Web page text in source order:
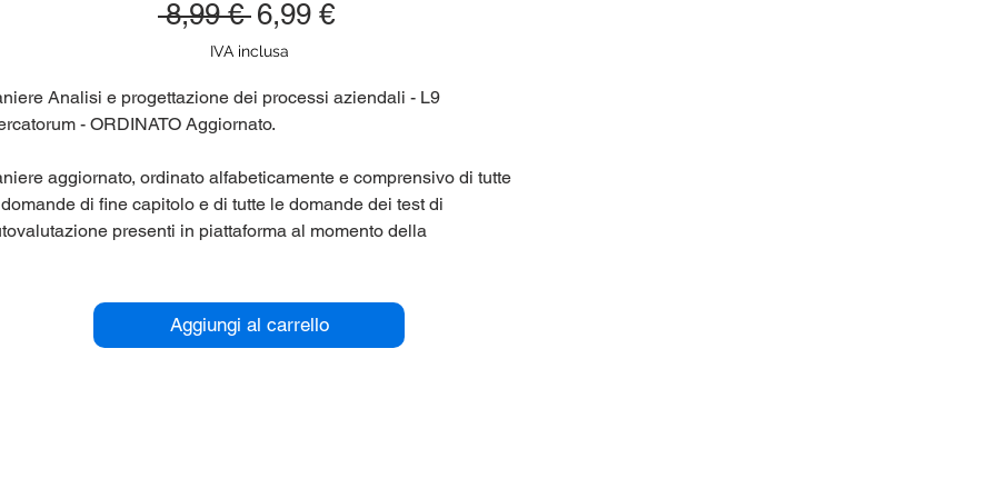
8,99 € Prezzo
regolare
6,99 €Prezzo
IVA inclusa
Analisi e progettazione dei processi aziendali - L9
- ORDINATO Aggiornato.
aggiornato, ordinato alfabeticamente e comprensivo di tutte
di fine capitolo e di tutte le domande dei test di
presenti in piattaforma al momento della
maggiori informazioni contattaci qui sul sito (chat in basso a
Aggiungi al carrello